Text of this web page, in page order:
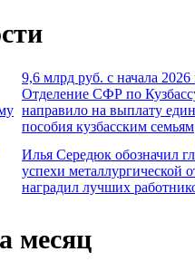
9,6 млрд руб. с начала 2026
Отделение СФР по
направило на выплату
пособия кузбасским семьям
Илья Середюк обозначил
успехи металлургической
наградил лучших
месяц